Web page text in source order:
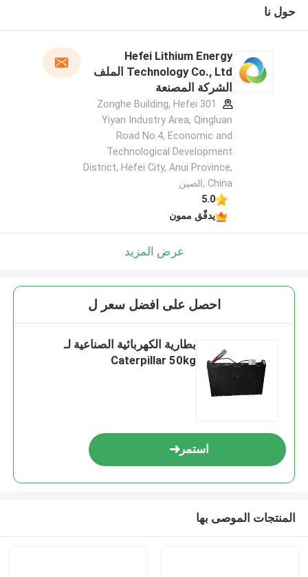
حول نا
Hefei Lithium Energy
Technology Co., Ltd الملف
الشركة المصنعة
301 Zonghe Building, Hefei
Yiyan Industry Area, Qingluan
Road No.4, Economic and
Technological Development
District, Hefei City, Anui Province,
China ,الصين
5.0
يدقّق ممون
عرض المزيد
احصل على افضل سعر ل
بطارية الكهربائية الصناعية لـ
Caterpillar 50kg
استمر
المنتجات الموصى بها